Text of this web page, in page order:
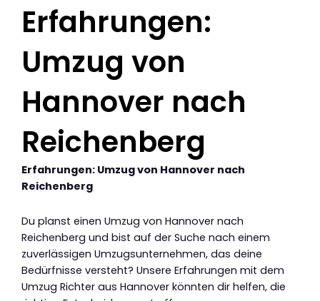
Erfahrungen:
Umzug von
Hannover nach
Reichenberg
Erfahrungen: Umzug von Hannover nach
Reichenberg
Du planst einen Umzug von Hannover nach
Reichenberg und bist auf der Suche nach einem
zuverlässigen Umzugsunternehmen, das deine
Bedürfnisse versteht? Unsere Erfahrungen mit dem
Umzug Richter aus Hannover könnten dir helfen, die